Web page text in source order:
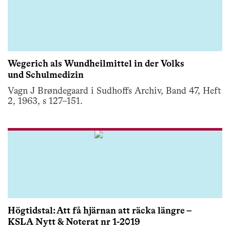
Wegerich als Wundheilmittel in der Volks
und Schulmedizin
Vagn J Brøndegaard i Sudhoffs Archiv, Band 47, Heft
2, 1963, s 127–151.
Högtidstal: Att få hjärnan att räcka längre –
KSLA Nytt & Noterat nr 1-2019